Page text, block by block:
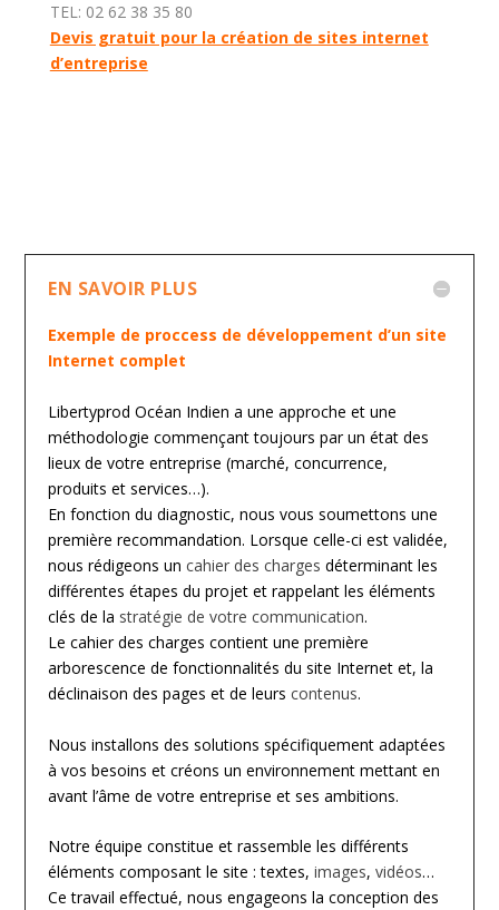
TEL: 02 62 38 35 80
Devis gratuit pour la création de sites internet
d’entreprise
EN SAVOIR PLUS
Exemple de proccess de développement d’un site
Internet complet
Libertyprod Océan Indien a une approche et une
méthodologie commençant toujours par un état des
lieux de votre entreprise (marché, concurrence,
produits et services…).
En fonction du diagnostic, nous vous soumettons une
première recommandation. Lorsque celle-ci est validée,
nous rédigeons uncahier des charges déterminant les
différentes étapes du projet et rappelant les éléments
clés de la stratégie de votre communication.
Le cahier des charges contient une première
arborescence de fonctionnalités du site Internet et, la
déclinaison des pages et de leurscontenus.
Nous installons des solutions spécifiquement adaptées
à vos besoins et créons un environnement mettant en
avant l’âme de votre entreprise et ses ambitions.
Notre équipe constitue et rassemble les différents
éléments composant le site : textes,images,vidéos…
Ce travail effectué, nous engageons la conception des